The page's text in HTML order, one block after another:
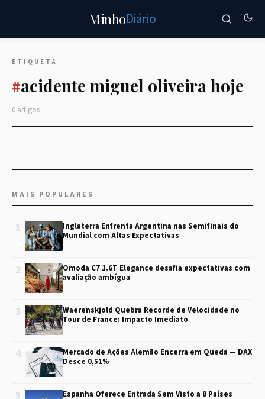
MinhoDiário
ETIQUETA
#acidente miguel oliveira hoje
0 artigos
MAIS POPULARES
1
Inglaterra Enfrenta Argentina nas Semifinais do
Mundial com Altas Expectativas
2
Omoda C7 1.6T Elegance desafia expectativas com
avaliação ambígua
3
Waerenskjold Quebra Recorde de Velocidade no
Tour de France: Impacto Imediato
4
Mercado de Ações Alemão Encerra em Queda — DAX
Desce 0,51%
5
Espanha Oferece Entrada Sem Visto a 8 Países